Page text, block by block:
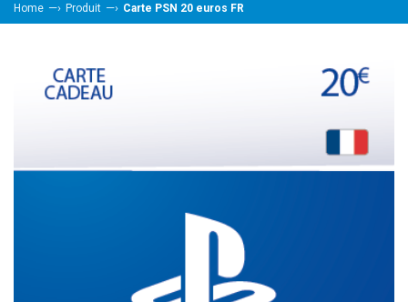
Home —› Produit —› Carte PSN 20 euros FR